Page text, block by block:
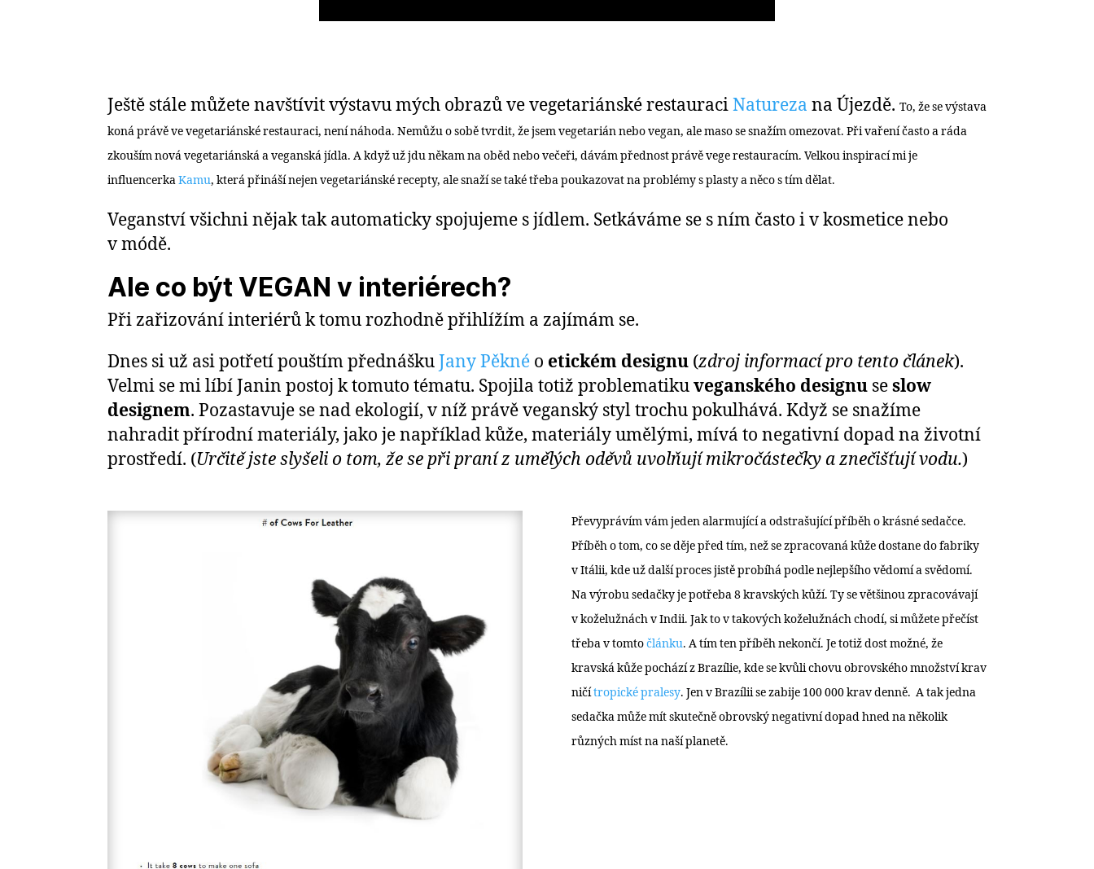
Ještě stále můžete navštívit výstavu mých obrazů ve vegetariánské restauraciNatureza na Újezdě. To, že se výstava
koná právě ve vegetariánské restauraci, není náhoda. Nemůžu o sobě tvrdit, že jsem vegetarián nebo vegan, ale maso se snažím omezovat. Při vaření často a ráda
zkouším nová vegetariánská a veganská jídla. A když už jdu někam na oběd nebo večeři, dávám přednost právě vege restauracím. Velkou inspirací mi je
influencerkaKamu, která přináší nejen vegetariánské recepty, ale snaží se také třeba poukazovat na problémy s plasty a něco s tím dělat.
Veganství všichni nějak tak automaticky spojujeme s jídlem. Setkáváme se s ním často i v kosmetice nebo
v módě.
Ale co být VEGAN v interiérech?
Při zařizování interiérů k tomu rozhodně přihlížím a zajímám se.
Dnes si už asi potřetí pouštím přednáškuJany Pěkné o etickém designu (zdroj informací pro tento článek).
Velmi se mi líbí Janin postoj k tomuto tématu. Spojila totiž problematikuveganského designu seslow
designem. Pozastavuje se nad ekologií, v níž právě veganský styl trochu pokulhává. Když se snažíme
nahradit přírodní materiály, jako je například kůže, materiály umělými, mívá to negativní dopad na životní
prostředí. (Určitě jste slyšeli o tom, že se při praní z umělých oděvů uvolňují mikročástečky a znečišťují vodu.)
Převyprávím vám jeden alarmující a odstrašující příběh o krásné sedačce.
Příběh o tom, co se děje před tím, než se zpracovaná kůže dostane do fabriky
v Itálii, kde už další proces jistě probíhá podle nejlepšího vědomí a svědomí.
Na výrobu sedačky je potřeba 8 kravských kůží. Ty se většinou zpracovávají
v koželužnách v Indii. Jak to v takových koželužnách chodí, si můžete přečíst
třeba v tomtočlánku. A tím ten příběh nekončí. Je totiž dost možné, že
kravská kůže pochází z Brazílie, kde se kvůli chovu obrovského množství krav
ničítropické pralesy. Jen v Brazílii se zabije 100 000 krav denně. A tak jedna
sedačka může mít skutečně obrovský negativní dopad hned na několik
různých míst na naší planetě.